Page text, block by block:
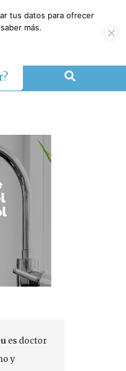
es doctor
y
tus datos para ofrecer
más.